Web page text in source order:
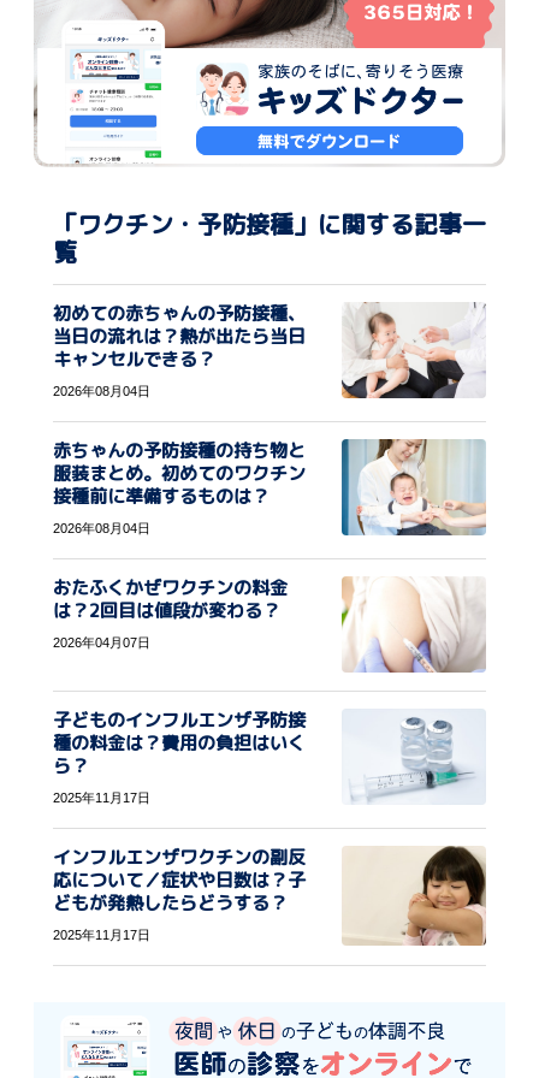
「ワクチン・予防接種」に関する記事一
覧
初めての赤ちゃんの予防接種、
当日の流れは？熱が出たら当日
キャンセルできる？
2026年08月04日
赤ちゃんの予防接種の持ち物と
服装まとめ。初めてのワクチン
接種前に準備するものは？
2026年08月04日
おたふくかぜワクチンの料金
は？2回目は値段が変わる？
2026年04月07日
子どものインフルエンザ予防接
種の料金は？費用の負担はいく
ら？
2025年11月17日
インフルエンザワクチンの副反
応について／症状や日数は？子
どもが発熱したらどうする？
2025年11月17日